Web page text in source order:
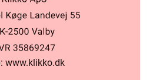
www.klikko.dk